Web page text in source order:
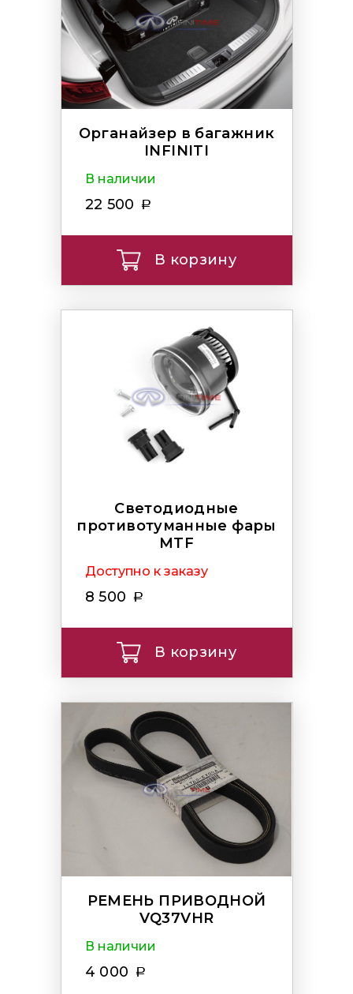
Органайзер в багажник
INFINITI
В наличии
22 500
В корзину
Светодиодные
противотуманные фары
MTF
Доступно к заказу
8 500
В корзину
РЕМЕНЬ ПРИВОДНОЙ
VQ37VHR
В наличии
4 000